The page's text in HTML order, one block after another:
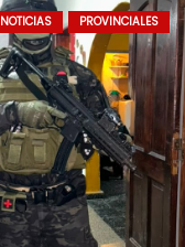
NOTICIAS PROVINCIALES